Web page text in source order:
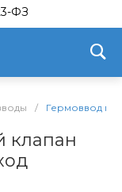
ФЗ
/ Гермоввод
клапан